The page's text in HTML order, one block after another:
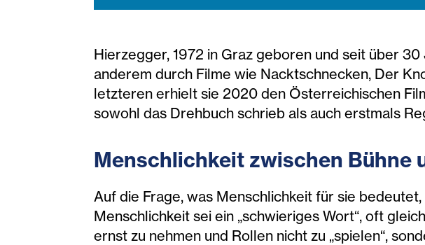
Hierzegger, 1972 in Graz geboren und seit über
anderem durch Filme wie Nacktschnecken, Der
letzteren erhielt sie 2020 den Österreichischen
sowohl das Drehbuch schrieb als auch erstmals
Menschlichkeit zwischen Bühne
Auf die Frage, was Menschlichkeit für sie
Menschlichkeit sei ein „schwieriges Wort“, oft
ernst zu nehmen und Rollen nicht zu „spielen“,